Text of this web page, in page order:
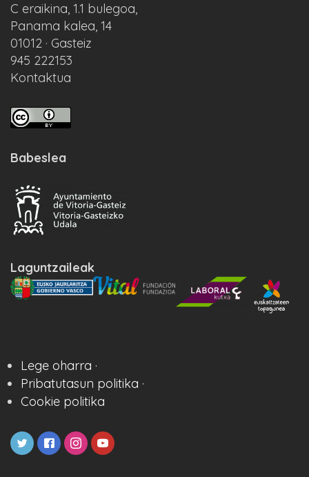
C eraikina, 1.1 bulegoa,
Panama kalea, 14
01012 · Gasteiz
945 222153
Kontaktua
Babeslea
Laguntzaileak
Lege oharra ·
Pribatutasun politika ·
Cookie politika